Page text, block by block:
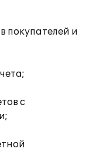
покупателей и
с